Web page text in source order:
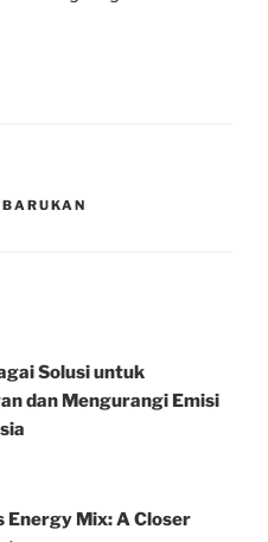
Solusi untuk
dan Mengurangi Emisi
Energy Mix: A Closer